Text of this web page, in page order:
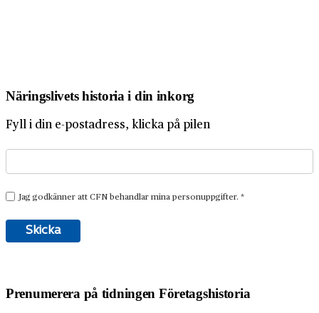
Näringslivets historia i din inkorg
Fyll i din e-postadress, klicka på pilen
Prenumerera på tidningen Företagshistoria